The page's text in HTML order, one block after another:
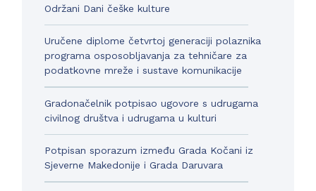
Održani Dani češke kulture
Uručene diplome četvrtoj generaciji polaznika
programa osposobljavanja za tehničare za
podatkovne mreže i sustave komunikacije
Gradonačelnik potpisao ugovore s udrugama
civilnog društva i udrugama u kulturi
Potpisan sporazum između Grada Kočani iz
Sjeverne Makedonije i Grada Daruvara